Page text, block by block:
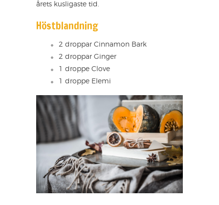
årets kusligaste tid.
Höstblandning
2 droppar Cinnamon Bark
2 droppar Ginger
1 droppe Clove
1 droppe Elemi